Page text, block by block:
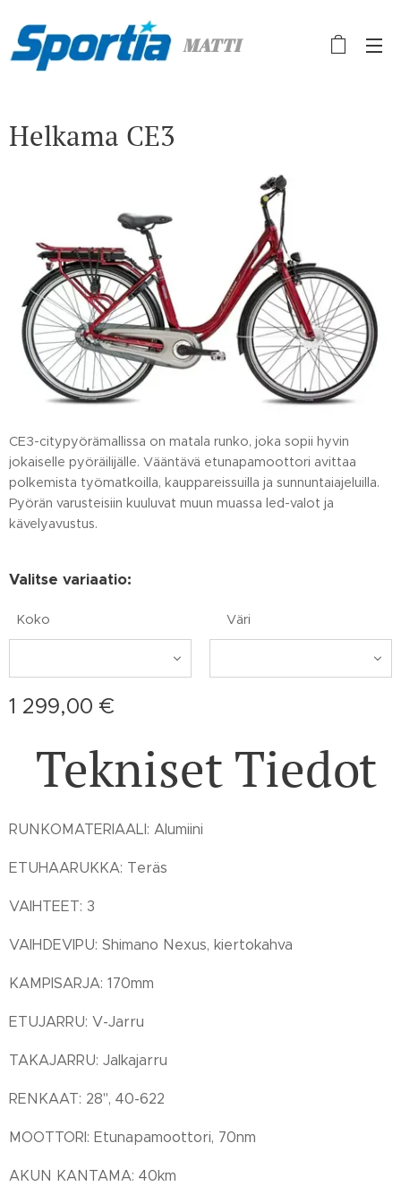
MATTI
Helkama CE3
CE3-citypyörämallissa on matala runko, joka sopii hyvin
jokaiselle pyöräilijälle. Vääntävä etunapamoottori avittaa
polkemista työmatkoilla, kauppareissuilla ja sunnuntaiajeluilla.
Pyörän varusteisiin kuuluvat muun muassa led-valot ja
kävelyavustus.
Valitse variaatio:
Koko Väri
1 299,00 €
Tekniset Tiedot
RUNKOMATERIAALI: Alumiini
ETUHAARUKKA: Teräs
VAIHTEET: 3
VAIHDEVIPU: Shimano Nexus, kiertokahva
KAMPISARJA: 170mm
ETUJARRU: V-Jarru
TAKAJARRU: Jalkajarru
RENKAAT: 28", 40-622
MOOTTORI: Etunapamoottori, 70nm
AKUN KANTAMA: 40km